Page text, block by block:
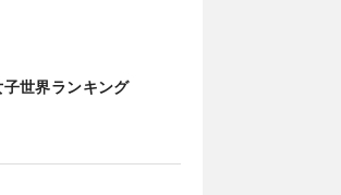
世界ランキング